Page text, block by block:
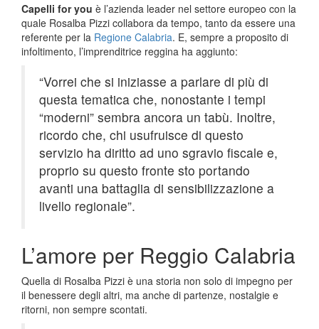
Capelli for you è l’azienda leader nel settore europeo con la
quale Rosalba Pizzi collabora da tempo, tanto da essere una
referente per la Regione Calabria. E, sempre a proposito di
infoltimento, l’imprenditrice reggina ha aggiunto:
“Vorrei che si iniziasse a parlare di più di
questa tematica che, nonostante i tempi
“moderni” sembra ancora un tabù. Inoltre,
ricordo che, chi usufruisce di questo
servizio ha diritto ad uno sgravio fiscale e,
proprio su questo fronte sto portando
avanti una battaglia di sensibilizzazione a
livello regionale”.
L’amore per Reggio Calabria
Quella di Rosalba Pizzi è una storia non solo di impegno per
il benessere degli altri, ma anche di partenze, nostalgie e
ritorni, non sempre scontati.